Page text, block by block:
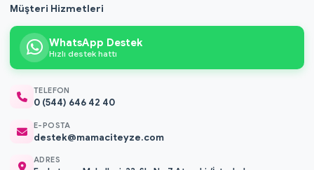
Müşteri Hizmetleri
WhatsApp Destek
Hızlı destek hattı
TELEFON
0 (544) 646 42 40
E-POSTA
destek@mamaciteyze.com
ADRES